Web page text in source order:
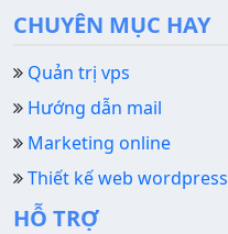
CHUYÊN MỤC HAY
Quản trị vps
Hướng dẫn mail
Marketing online
Thiết kế web wordpress
HỖ TRỢ